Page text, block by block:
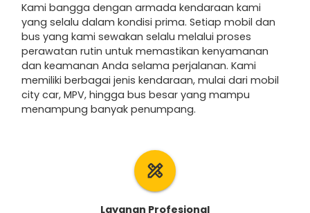
Kami bangga dengan armada kendaraan kami
yang selalu dalam kondisi prima. Setiap mobil dan
bus yang kami sewakan selalu melalui proses
perawatan rutin untuk memastikan kenyamanan
dan keamanan Anda selama perjalanan. Kami
memiliki berbagai jenis kendaraan, mulai dari mobil
city car, MPV, hingga bus besar yang mampu
menampung banyak penumpang.
design_services
Layanan Profesional